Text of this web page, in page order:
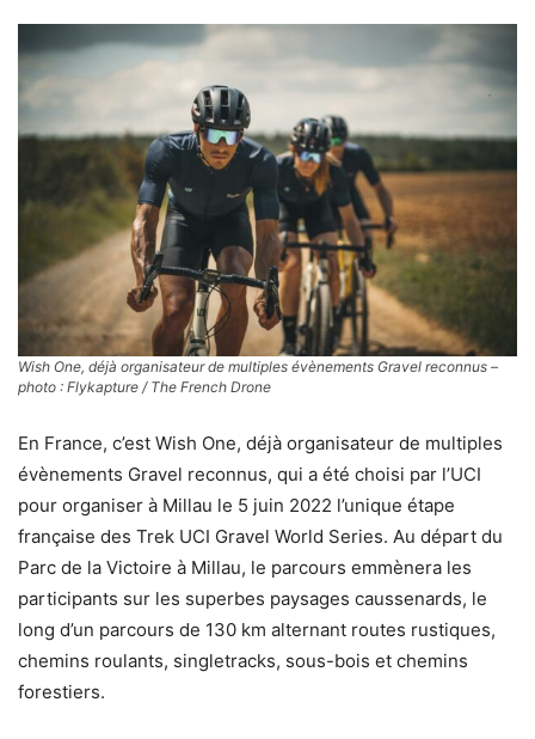
Wish One, déjà organisateur de multiples évènements Gravel reconnus –
photo : Flykapture / The French Drone
En France, c’est Wish One, déjà organisateur de multiples
évènements Gravel reconnus, qui a été choisi par l’UCI
pour organiser à Millau le 5 juin 2022 l’unique étape
française des Trek UCI Gravel World Series. Au départ du
Parc de la Victoire à Millau, le parcours emmènera les
participants sur les superbes paysages caussenards, le
long d’un parcours de 130 km alternant routes rustiques,
chemins roulants, singletracks, sous-bois et chemins
forestiers.